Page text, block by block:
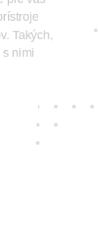
pre vás
Takých,
nimi